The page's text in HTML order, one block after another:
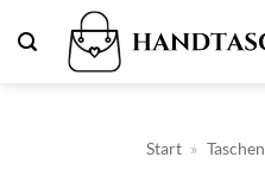
Inhalt
Start » Taschen